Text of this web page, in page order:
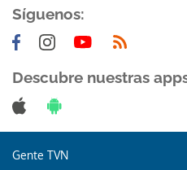
Síguenos:
Descubre nuestras
Gente TVN